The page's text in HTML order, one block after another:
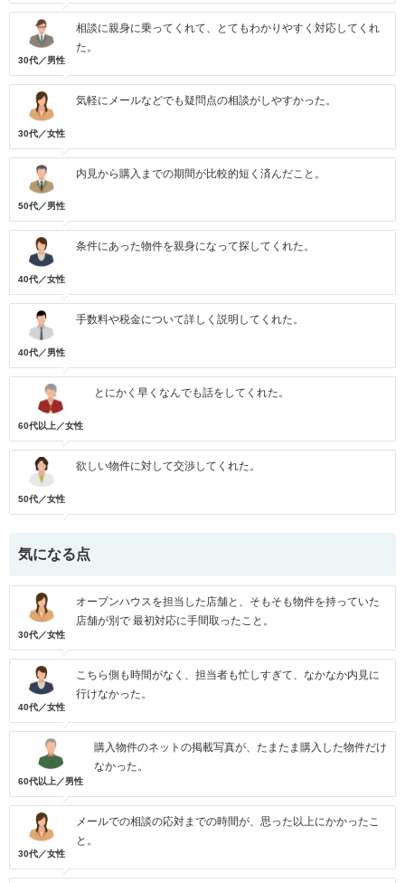
30代／男性
相談に親身に乗ってくれて、とてもわかりやすく対応してくれ
た。
30代／女性
気軽にメールなどでも疑問点の相談がしやすかった。
50代／男性
内見から購入までの期間が比較的短く済んだこと。
40代／女性
条件にあった物件を親身になって探してくれた。
40代／男性
手数料や税金について詳しく説明してくれた。
60代以上／女性
とにかく早くなんでも話をしてくれた。
50代／女性
欲しい物件に対して交渉してくれた。
気になる点
30代／女性
オープンハウスを担当した店舗と、そもそも物件を持っていた
店舗が別で 最初対応に手間取ったこと。
40代／女性
こちら側も時間がなく、担当者も忙しすぎて、なかなか内見に
行けなかった。
60代以上／男性
購入物件のネットの掲載写真が、たまたま購入した物件だけ
なかった。
30代／女性
メールでの相談の応対までの時間が、思った以上にかかったこ
と。